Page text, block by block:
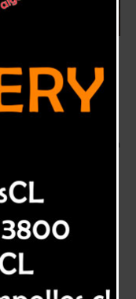
de Quilpué y Villa
las mujeres en la
de Leones de Quilpué, la
Corti, homenajeó a las
de Marga Marga.
los alcaldes de Quilpué,
fueron destacadas
de Quilpué, 6ª.
Limache, además de las